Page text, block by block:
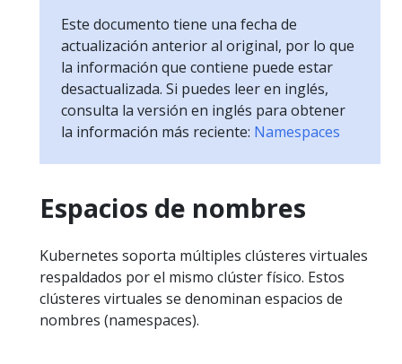
Este documento tiene una fecha de
actualización anterior al original, por lo que
la información que contiene puede estar
desactualizada. Si puedes leer en inglés,
consulta la versión en inglés para obtener
la información más reciente: Namespaces
Espacios de nombres
Kubernetes soporta múltiples clústeres virtuales
respaldados por el mismo clúster físico. Estos
clústeres virtuales se denominan espacios de
nombres (namespaces).